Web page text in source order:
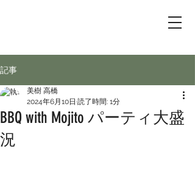
記事
BBQ with Mojito パーティ大盛
況
美樹 高橋
2024年6月10日 読了時間: 1分